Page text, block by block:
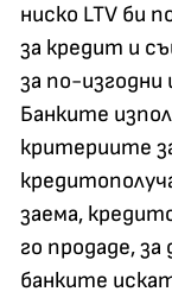
ниско LTV би
за кредит и
за по-изгодни
Банките
критериите
заема,
го продаде,
банките